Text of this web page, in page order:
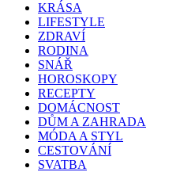
KRÁSA
LIFESTYLE
ZDRAVÍ
RODINA
SNÁŘ
HOROSKOPY
RECEPTY
DOMÁCNOST
DŮM A ZAHRADA
MÓDA A STYL
CESTOVÁNÍ
SVATBA